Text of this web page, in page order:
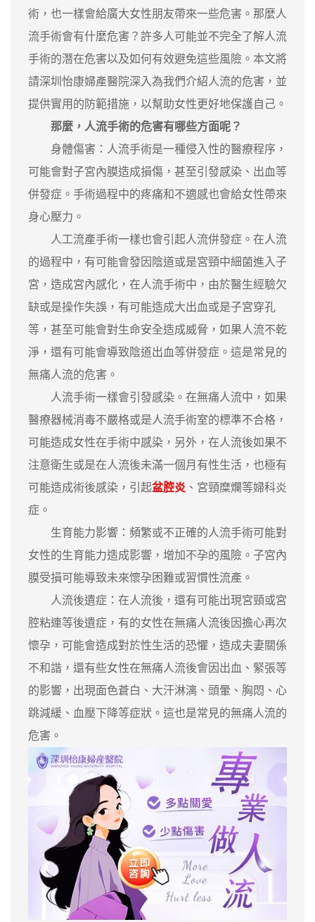
術，也一樣會給廣大女性朋友帶來一些危害。那麼人
流手術會有什麼危害？許多人可能並不完全了解人流
手術的潛在危害以及如何有效避免這些風險。本文將
請深圳怡康婦產醫院深入為我們介紹人流的危害，並
提供實用的防範措施，以幫助女性更好地保護自己。
那麼，人流手術的危害有哪些方面呢？
身體傷害：人流手術是一種侵入性的醫療程序，
可能會對子宮內膜造成損傷，甚至引發感染、出血等
併發症。手術過程中的疼痛和不適感也會給女性帶來
身心壓力。
人工流產手術一樣也會引起人流併發症。在人流
的過程中，有可能會發因陰道或是宮頸中細菌進入子
宮，造成宮內感化，在人流手術中，由於醫生經驗欠
缺或是操作失誤，有可能造成大出血或是子宮穿孔
等，甚至可能會對生命安全造成威脅，如果人流不乾
淨，還有可能會導致陰道出血等併發症。這是常見的
無痛人流的危害。
人流手術一樣會引發感染。在無痛人流中，如果
醫療器械消毒不嚴格或是人流手術室的標準不合格，
可能造成女性在手術中感染，另外，在人流後如果不
注意衛生或是在人流後未滿一個月有性生活，也極有
可能造成術後感染，引起盆腔炎 、宮頸糜爛等婦科炎
症。
生育能力影響：頻繁或不正確的人流手術可能對
女性的生育能力造成影響，增加不孕的風險。子宮內
膜受損可能導致未來懷孕困難或習慣性流產。
人流後遺症：在人流後，還有可能出現宮頸或宮
腔粘連等後遺症，有的女性在無痛人流後因擔心再次
懷孕，可能會造成對於性生活的恐懼，造成夫妻關係
不和諧，還有些女性在無痛人流後會因出血、緊張等
的影響，出現面色蒼白、大汗淋漓、頭暈、胸悶、心
跳減緩、血壓下降等症狀。這也是常見的無痛人流的
危害。